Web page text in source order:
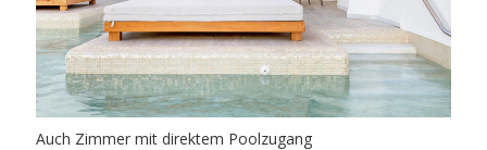
Auch Zimmer mit direktem Poolzugang